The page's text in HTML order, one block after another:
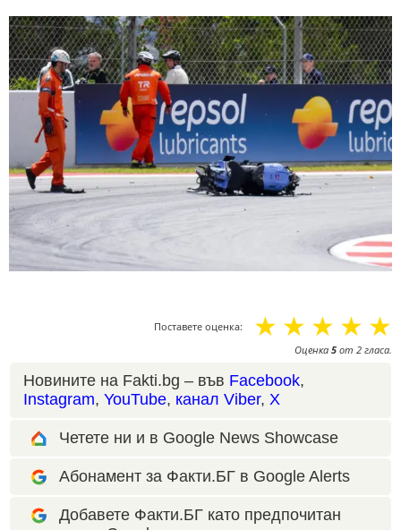
Поставете оценка: ☆
☆
☆
☆
☆
Оценка 5 от 2 гласа.
Новините на Fakti.bg – във Facebook,
Instagram, YouTube, канал Viber, X
Четете ни и в Google News Showcase
Абонамент за Факти.БГ в Google Alerts
Добавете Факти.БГ като предпочитан